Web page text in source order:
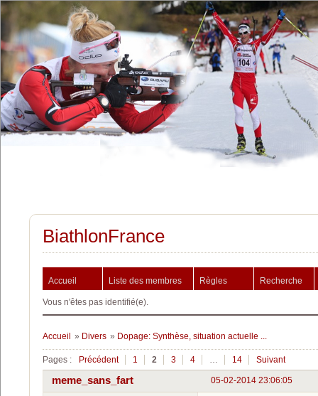
BiathlonFrance
Accueil Liste des membres Règles Recherche
Vous n'êtes pas identifié(e).
Accueil » Divers » Dopage: Synthèse, situation actuelle ...
Pages : Précédent 1 2 3 4 … 14 Suivant
05-02-2014 23:06:05
meme_sans_fart